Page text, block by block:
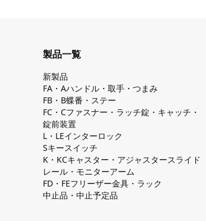
製品一覧
新製品
FA・Aハンドル・取手・つまみ
FB・B蝶番・ステー
FC・Cファスナー・ラッチ錠・キャッチ・
錠前装置
L・LEインターロック
Sキースイッチ
K・KCキャスター・アジャスタースライド
レール・モニターアーム
FD・FEフリーザー金具・ラック
中止品・中止予定品